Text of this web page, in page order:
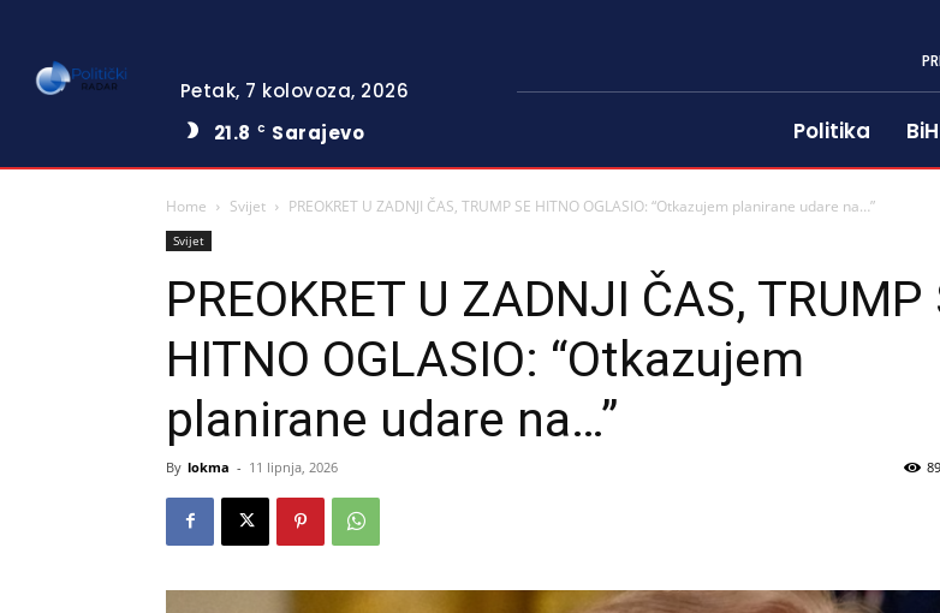
Petak, 7 kolovoza, 2026
21.8
C Sarajevo Politika BiH
Home Svijet PREOKRET U ZADNJI ČAS, TRUMP SE HITNO OGLASIO: “Otkazujem planirane udare na…”
Svijet
PREOKRET U ZADNJI ČAS, TRUMP
HITNO OGLASIO: “Otkazujem
planirane udare na…”
By lokma - 11 lipnja, 2026